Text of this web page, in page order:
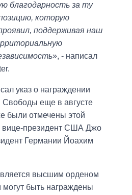
благодарность за ту
которую
поддерживая наш
», - написал
указ о награждении
еще в августе
были отмечены этой
вице-президент США Джо
Германии Йоахим
высшим орденом
быть награждены